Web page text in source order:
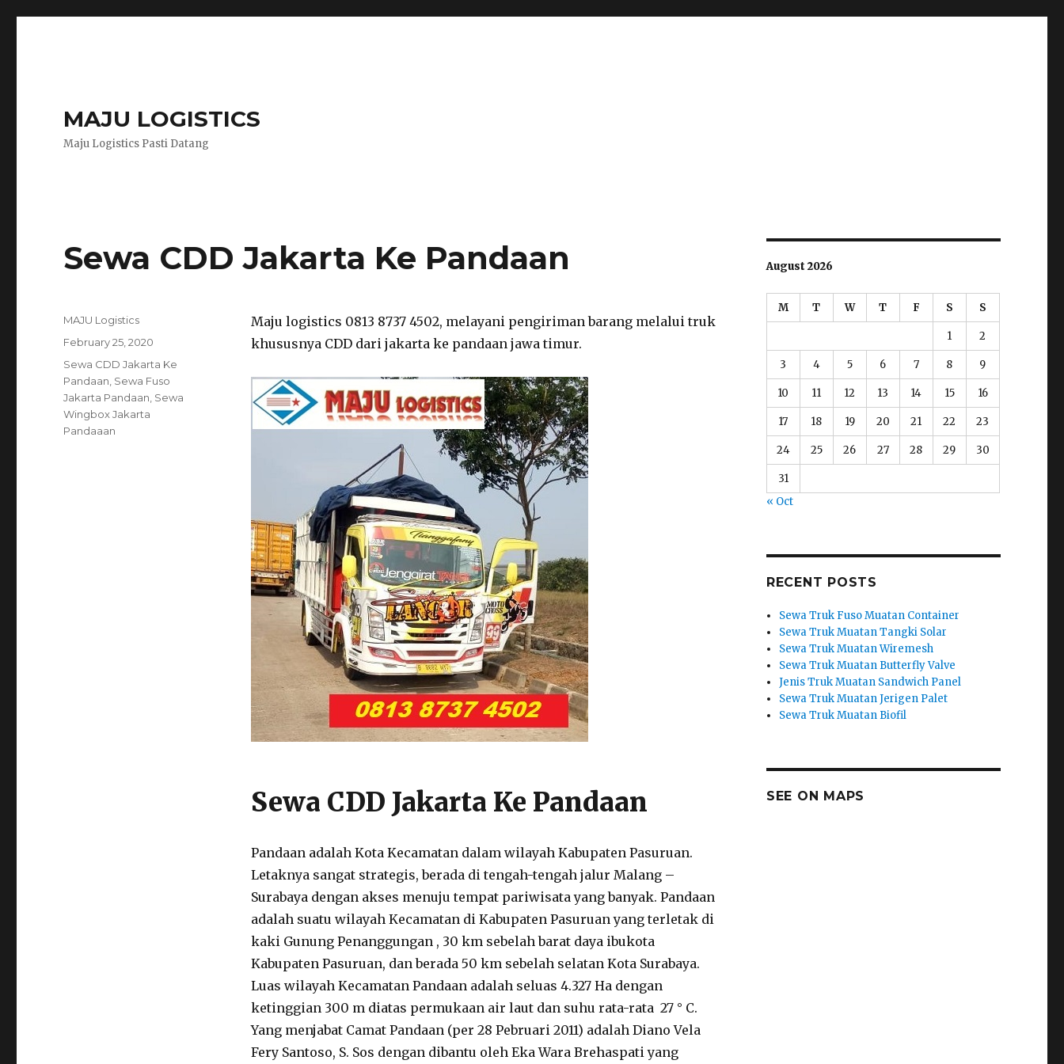
MAJU LOGISTICS
Maju Logistics Pasti Datang
Sewa CDD Jakarta Ke Pandaan
Maju logistics 0813 8737 4502, melayani pengiriman barang melalui truk
khususnya CDD dari jakarta ke pandaan jawa timur.
Sewa CDD Jakarta Ke Pandaan
Pandaan adalah Kota Kecamatan dalam wilayah Kabupaten Pasuruan.
Letaknya sangat strategis, berada di tengah-tengah jalur Malang –
Surabaya dengan akses menuju tempat pariwisata yang banyak. Pandaan
adalah suatu wilayah Kecamatan di Kabupaten Pasuruan yang terletak di
kaki Gunung Penanggungan , 30 km sebelah barat daya ibukota
Kabupaten Pasuruan, dan berada 50 km sebelah selatan Kota Surabaya.
Luas wilayah Kecamatan Pandaan adalah seluas 4.327 Ha dengan
ketinggian 300 m diatas permukaan air laut dan suhu rata-rata 27 ° C.
Yang menjabat Camat Pandaan (per 28 Pebruari 2011) adalah Diano Vela
Fery Santoso, S. Sos dengan dibantu oleh Eka Wara Brehaspati yang
Author
MAJU Logistics
Posted
on
February 25, 2020
Tags
Sewa CDD Jakarta Ke
Pandaan Sewa Fuso
Jakarta Pandaan Sewa
Wingbox Jakarta
Pandaaan
August 2026
M T W T F S S
1 2
3 4 5 6 7 8 9
10 11 12 13 14 15 16
17 18 19 20 21 22 23
24 25 26 27 28 29 30
31
« Oct
RECENT POSTS
Sewa Truk Fuso Muatan Container
Sewa Truk Muatan Tangki Solar
Sewa Truk Muatan Wiremesh
Sewa Truk Muatan Butterfly Valve
Jenis Truk Muatan Sandwich Panel
Sewa Truk Muatan Jerigen Palet
Sewa Truk Muatan Biofil
SEE ON MAPS